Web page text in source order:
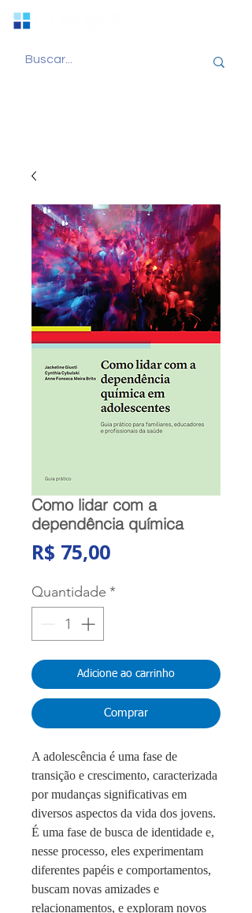
Como lidar com a
dependência química
R$ 75,00Preço
Quantidade *
Adicione ao carrinho
Comprar
A adolescência é uma fase de
transição e crescimento, caracterizada
por mudanças signi­ficativas em
diversos aspectos da vida dos jovens.
É uma fase de busca de identidade e,
nesse processo, eles experimentam
diferentes papéis e comportamentos,
buscam novas amizades e
relacionamentos, e exploram novos